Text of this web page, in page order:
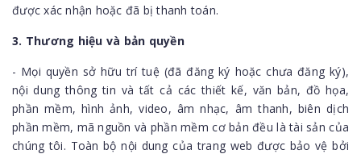
được xác nhận hoặc đã bị thanh toán.
3. Thương hiệu và bản quyền
- Mọi quyền sở hữu trí tuệ (đã đăng ký hoặc chưa đăng ký),
nội dung thông tin và tất cả các thiết kế, văn bản, đồ họa,
phần mềm, hình ảnh, video, âm nhạc, âm thanh, biên dịch
phần mềm, mã nguồn và phần mềm cơ bản đều là tài sản của
chúng tôi. Toàn bộ nội dung của trang web được bảo vệ bởi